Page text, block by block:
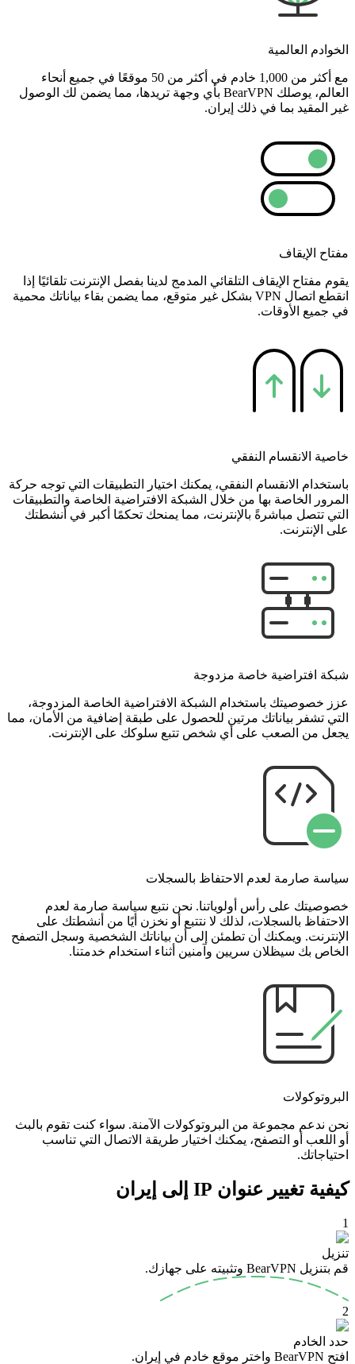
الخوادم العالمية
مع أكثر من 1,000 خادم في أكثر من 50 موقعًا في جميع أنحاء
العالم، يوصلك BearVPN بأي وجهة تريدها، مما يضمن لك الوصول
غير المقيد بما في ذلك إيران.
مفتاح الإيقاف
يقوم مفتاح الإيقاف التلقائي المدمج لدينا بفصل الإنترنت تلقائيًا إذا
انقطع اتصال VPN بشكل غير متوقع، مما يضمن بقاء بياناتك محمية
في جميع الأوقات.
خاصية الانقسام النفقي
باستخدام الانقسام النفقي، يمكنك اختيار التطبيقات التي توجه حركة
المرور الخاصة بها من خلال الشبكة الافتراضية الخاصة والتطبيقات
التي تتصل مباشرةً بالإنترنت، مما يمنحك تحكمًا أكبر في أنشطتك
على الإنترنت.
شبكة افتراضية خاصة مزدوجة
عزز خصوصيتك باستخدام الشبكة الافتراضية الخاصة المزدوجة،
التي تشفر بياناتك مرتين للحصول على طبقة إضافية من الأمان، مما
يجعل من الصعب على أي شخص تتبع سلوكك على الإنترنت.
سياسة صارمة لعدم الاحتفاظ بالسجلات
خصوصيتك على رأس أولوياتنا. نحن نتبع سياسة صارمة لعدم
الاحتفاظ بالسجلات، لذلك لا نتتبع أو نخزن أيًا من أنشطتك على
الإنترنت. ويمكنك أن تطمئن إلى أن بياناتك الشخصية وسجل التصفح
الخاص بك سيظلان سريين وآمنين أثناء استخدام خدمتنا.
البروتوكولات
نحن ندعم مجموعة من البروتوكولات الآمنة. سواء كنت تقوم بالبث
أو اللعب أو التصفح، يمكنك اختيار طريقة الاتصال التي تناسب
احتياجاتك.
كيفية تغيير عنوان IP إلى إيران
1
تنزيل
قم بتنزيل BearVPN وتثبيته على جهازك.
2
حدد الخادم
افتح BearVPN واختر موقع خادم في إيران.